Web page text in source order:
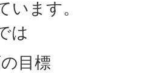
います。
は
目標